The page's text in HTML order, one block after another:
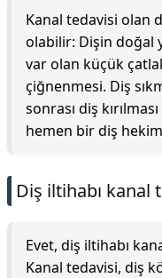
Kanal tedavisi olan
olabilir: Dişin doğal
var olan küçük
çiğnenmesi. Diş
sonrası diş
hemen bir diş
Diş iltihabı kanal
Evet, diş iltihabı
Kanal tedavisi, diş